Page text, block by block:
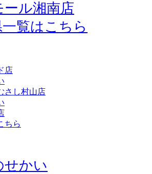
ル湘南店
覧はこちら
店
さし村山店
ちら
せかい